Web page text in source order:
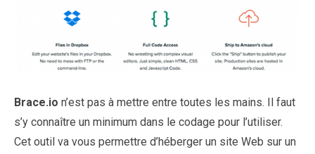
Brace.io n’est pas à mettre entre toutes les mains. Il faut
s’y connaître un minimum dans le codage pour l’utiliser.
Cet outil va vous permettre d’héberger un site Web sur un